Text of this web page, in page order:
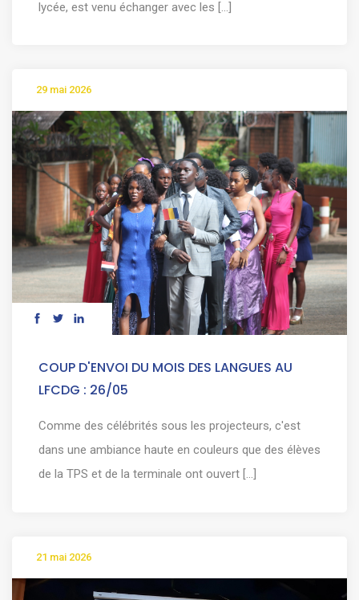
lycée, est venu échanger avec les [...]
29 mai 2026
COUP D'ENVOI DU MOIS DES LANGUES AU
LFCDG : 26/05
Comme des célébrités sous les projecteurs, c'est
dans une ambiance haute en couleurs que des élèves
de la TPS et de la terminale ont ouvert [...]
21 mai 2026